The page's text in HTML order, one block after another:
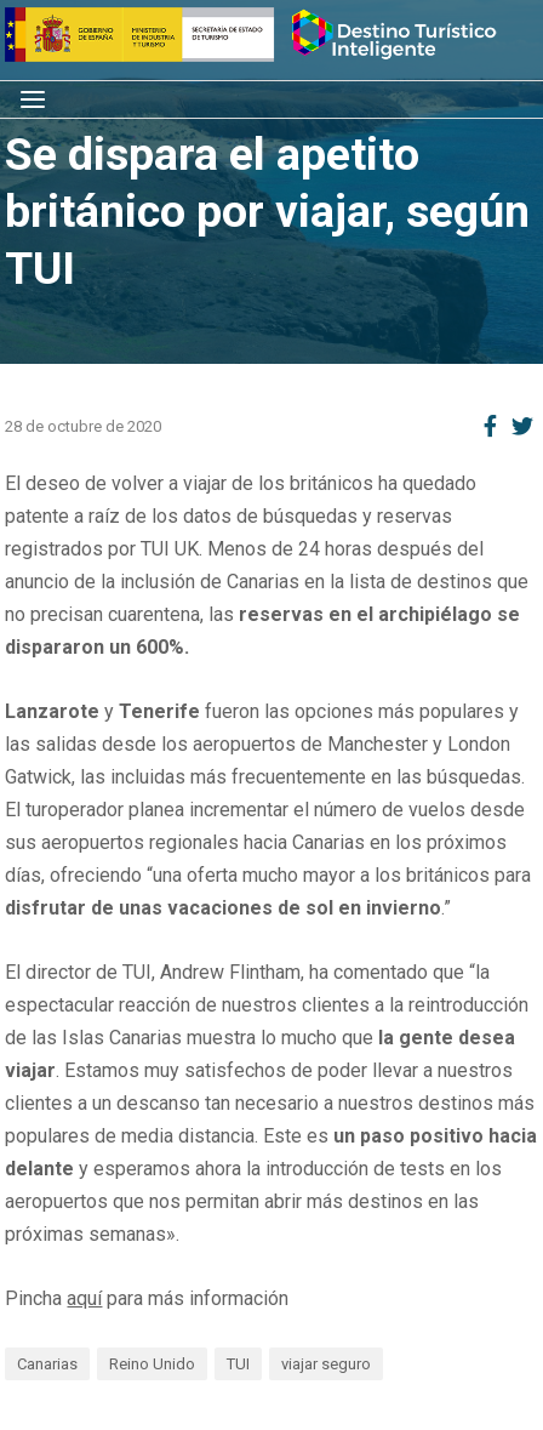
Saltar
al
contenido
Inicio
Menú
Se dispara el apetito
británico por viajar, según
TUI
28 de octubre de 2020
El deseo de volver a viajar de los británicos ha quedado
patente a raíz de los datos de búsquedas y reservas
registrados por TUI UK. Menos de 24 horas después del
anuncio de la inclusión de Canarias en la lista de destinos que
no precisan cuarentena, las reservas en el archipiélago se
dispararon un 600%.
Lanzarote yTenerifefueron las opciones más populares y
las salidas desde los aeropuertos de Manchester y London
Gatwick, las incluidas más frecuentemente en las búsquedas.
El turoperador planea incrementar el número de vuelos desde
sus aeropuertos regionales hacia Canarias en los próximos
días, ofreciendo “una oferta mucho mayor a los británicos para
disfrutar de unas vacaciones de sol en invierno.”
El director de TUI, Andrew Flintham, ha comentado que “la
espectacular reacción de nuestros clientes a la reintroducción
de las Islas Canarias muestra lo mucho que la gente desea
viajar. Estamos muy satisfechos de poder llevar a nuestros
clientes a un descanso tan necesario a nuestros destinos más
populares de media distancia. Este es un paso positivo hacia
delante y esperamos ahora la introducción de tests en los
aeropuertos que nos permitan abrir más destinos en las
próximas semanas».
Pinchaaquípara más información
Canarias Reino Unido TUI viajar seguro